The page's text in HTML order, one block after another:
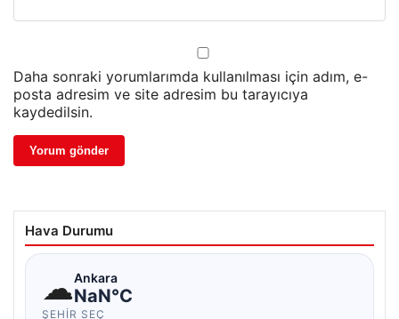
Daha sonraki yorumlarımda kullanılması için adım, e-
posta adresim ve site adresim bu tarayıcıya
kaydedilsin.
Hava Durumu
☁Ankara
NaN°C
ŞEHIR SEÇ